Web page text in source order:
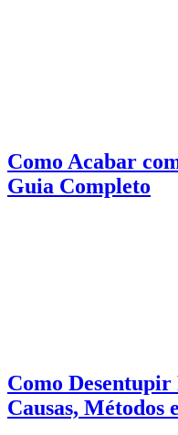
Como Acabar
Guia Completo
Como
Causas, Métodos